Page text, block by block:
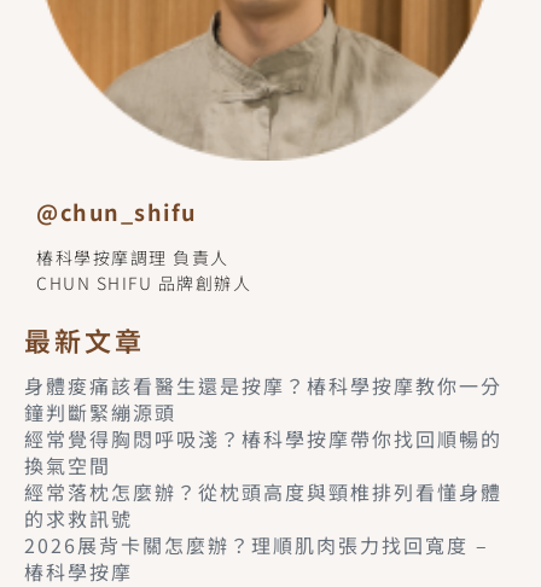
@chun_shifu
椿科學按摩調理 負責人
CHUN SHIFU 品牌創辦人
最新文章
身體痠痛該看醫生還是按摩？椿科學按摩教你一分
鐘判斷緊繃源頭
經常覺得胸悶呼吸淺？椿科學按摩帶你找回順暢的
換氣空間
經常落枕怎麼辦？從枕頭高度與頸椎排列看懂身體
的求救訊號
2026展背卡關怎麼辦？理順肌肉張力找回寬度 –
椿科學按摩